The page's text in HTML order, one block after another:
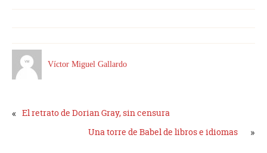
Víctor Miguel Gallardo
« El retrato de Dorian Gray, sin censura
Una torre de Babel de libros e idiomas
»